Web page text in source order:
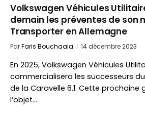
Volkswagen Véhicules
demain les préventes de son
Transporter en Allemagne
ParFaris Bouchaala 14 décembre 2023
En 2025, Volkswagen Véhicules
commercialisera les successeurs
de la Caravelle 6.1. Cette
l’objet…